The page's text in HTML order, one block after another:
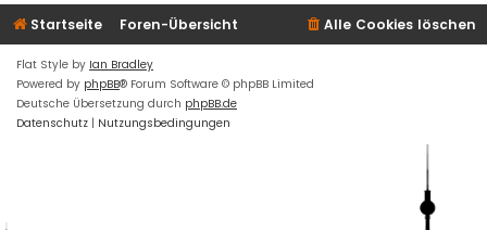
Startseite Foren-Übersicht Alle Cookies löschen
Flat Style by Ian Bradley
Powered by phpBB® Forum Software © phpBB Limited
Deutsche Übersetzung durch phpBB.de
Datenschutz | Nutzungsbedingungen